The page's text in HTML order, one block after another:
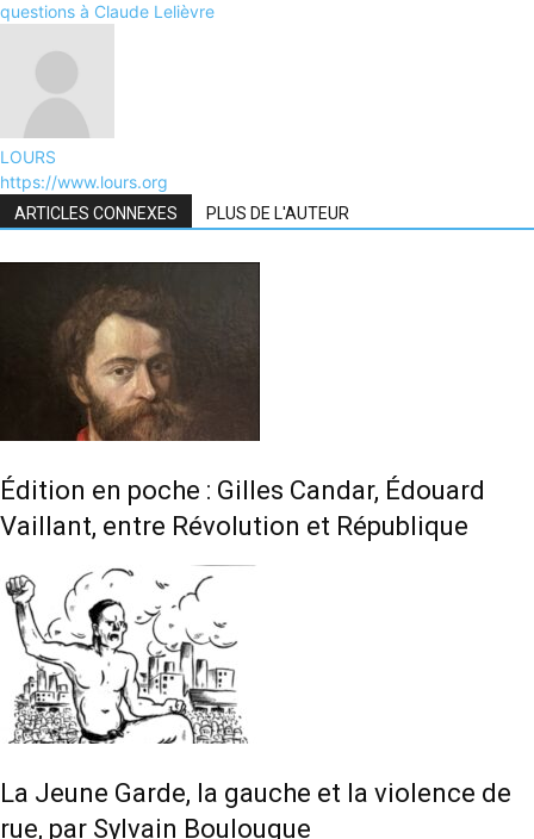
questions à Claude Lelièvre
LOURS
https://www.lours.org
ARTICLES CONNEXES PLUS DE L'AUTEUR
Édition en poche : Gilles Candar, Édouard
Vaillant, entre Révolution et République
La Jeune Garde, la gauche et la violence de
rue, par Sylvain Boulouque